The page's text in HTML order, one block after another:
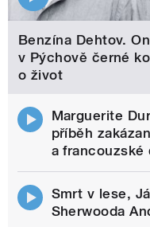
Benzína Dehtov.
v Pýchově černé
o život
Marguerite
příběh
a francouzské
Smrt v lese,
Sherwooda